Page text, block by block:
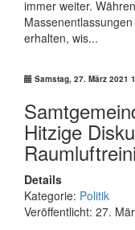
immer weiter.
erhalten, wis...
Samstag, 27. März 2021
Hitzige
Details
Kategorie: Politik
Veröffentlicht: 27.